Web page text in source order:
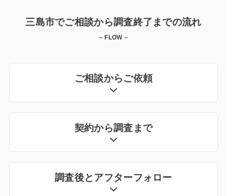
三島市でご相談から調査終了までの流れ
– FLOW –
ご相談からご依頼
契約から調査まで
調査後とアフターフォロー